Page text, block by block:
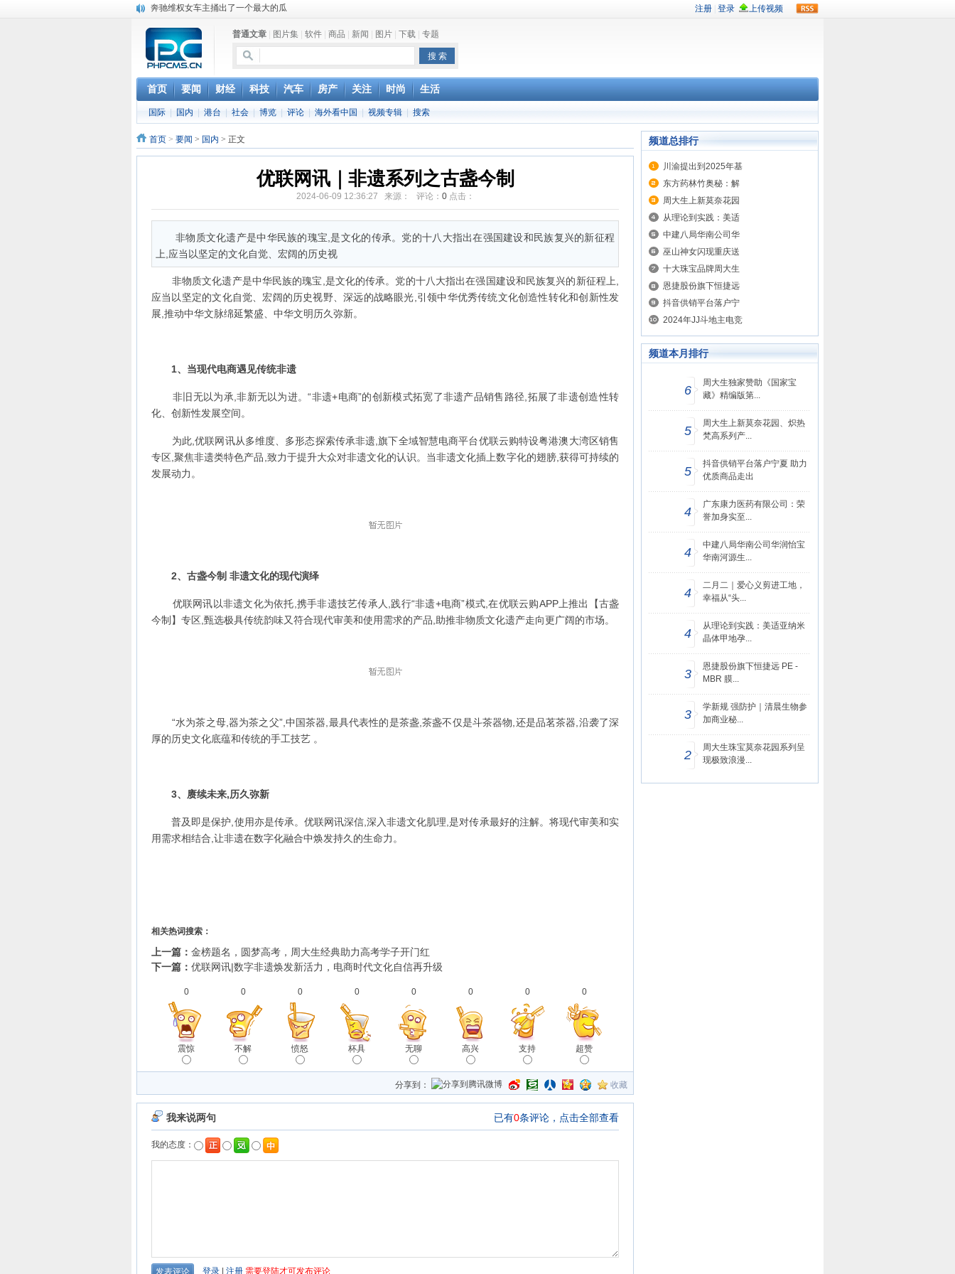
苹果MacOS曝新功能：将iPad作为拓展屏
DS四款新能源车型上海车展亚洲首秀
苹果与高通和解 英特尔失去重要移动客户
小米高管：虽然高通与苹果和解，但5G iPhone最快明年下半年发布
iOS 13加入黑暗模式 多功能加持6月份见
高通与苹果达成和解，双方达成6年许可协议
巴黎圣母院大火肆虐，人类文明的一场浩劫
普通文章 图片集 软件 商品 新闻 图片 下载 专题
首页 要闻 财经 科技 汽车 房产 关注 时尚 生活
国际 国内 港台 社会 博览 评论 海外看中国 视频专辑 搜索
首页 > 要闻 > 国内 > 正文
优联网讯｜非遗系列之古盏今制
2024-06-09 12:36:27 来源： 评论： 0点击：
非物质文化遗产是中华民族的瑰宝,是文化的传承。党的十八大指出在强国建设和民族复兴的新征程
上,应当以坚定的文化自觉、宏阔的历史视
非物质文化遗产是中华民族的瑰宝,是文化的传承。党的十八大指出在强国建设和民族复兴的新征程上,
应当以坚定的文化自觉、宏阔的历史视野、深远的战略眼光,引领中华优秀传统文化创造性转化和创新性发
展,推动中华文脉绵延繁盛、中华文明历久弥新。
1、当现代电商遇见传统非遗
非旧无以为承,非新无以为进。“非遗+电商”的创新模式拓宽了非遗产品销售路径,拓展了非遗创造性转
化、创新性发展空间。
为此,优联网讯从多维度、多形态探索传承非遗,旗下全域智慧电商平台优联云购特设粤港澳大湾区销售
专区,聚焦非遗类特色产品,致力于提升大众对非遗文化的认识。当非遗文化插上数字化的翅膀,获得可持续的
发展动力。
2、古盏今制 非遗文化的现代演绎
优联网讯以非遗文化为依托,携手非遗技艺传承人,践行“非遗+电商”模式,在优联云购APP上推出【古盏
今制】专区,甄选极具传统韵味又符合现代审美和使用需求的产品,助推非物质文化遗产走向更广阔的市场。
“水为茶之母,器为茶之父”,中国茶器,最具代表性的是茶盏,茶盏不仅是斗茶器物,还是品茗茶器,沿袭了深
厚的历史文化底蕴和传统的手工技艺 。
3、赓续未来,历久弥新
普及即是保护,使用亦是传承。优联网讯深信,深入非遗文化肌理,是对传承最好的注解。将现代审美和实
用需求相结合,让非遗在数字化融合中焕发持久的生命力。
相关热词搜索：
上一篇： 金榜题名，圆梦高考，周大生经典助力高考学子开门红
下一篇： 优联网讯|数字非遗焕发新活力，电商时代文化自信再升级
0
震惊
0
不解
0
愤怒
0
杯具
0
无聊
0
高兴
0
支持
0
超赞
分享到： 收藏
频道总排行
川渝提出到2025年基
东方药林竹奥秘：解
周大生上新莫奈花园
从理论到实践：美适
中建八局华南公司华
巫山神女闪现重庆送
十大珠宝品牌周大生
恩捷股份旗下恒捷远
抖音供销平台落户宁
2024年JJ斗地主电竞
频道本月排行
6
周大生独家赞助《国家宝
藏》精编版第...
5
周大生上新莫奈花园、炽热
梵高系列产...
5
抖音供销平台落户宁夏 助力
优质商品走出
4
广东康力医药有限公司：荣
誉加身实至...
4
中建八局华南公司华润怡宝
华南河源生...
4
二月二｜爱心义剪进工地，
幸福从“头...
4
从理论到实践：美适亚纳米
晶体甲地孕...
3
恩捷股份旗下恒捷远 PE -
MBR 膜...
3
学新规 强防护｜清晨生物参
加商业秘...
2
周大生珠宝莫奈花园系列呈
现极致浪漫...